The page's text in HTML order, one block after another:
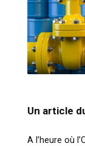
Un article
A l’heure où